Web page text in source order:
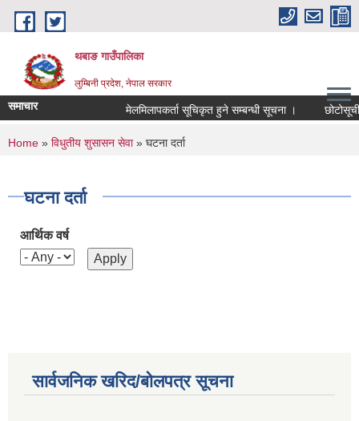
Skip to main content
थबाङ गाउँपालिका
लुम्बिनी प्रदेश, नेपाल सरकार
समाचार मेलमिलापकर्ता सूचिकृत हुने सम्बन्धी सूचना । छोटोसूची
You are here
Home » विधुतीय शुसासन सेवा» घटना दर्ता
घटना दर्ता
आर्थिक वर्ष
सार्वजनिक खरिद/बोलपत्र सूचना